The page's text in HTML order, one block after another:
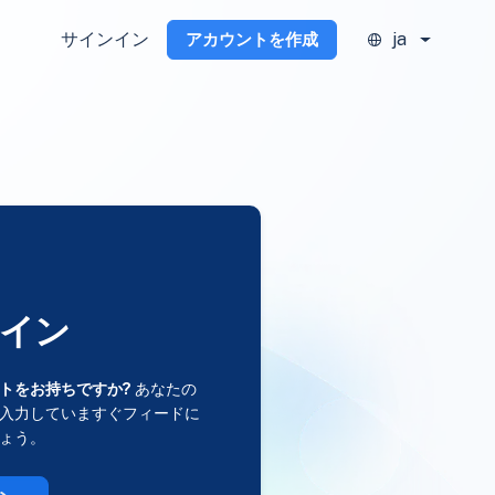
サインイン アカウントを作成 ja
ン
をお持ちですか? あなたの
力していますぐフィードに
う。